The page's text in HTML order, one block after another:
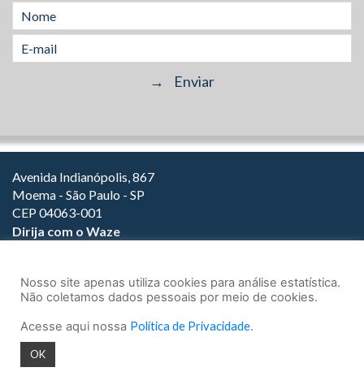
Avenida Indianópolis, 867
Moema - São Paulo - SP
CEP 04063-001
Dirija com o Waze
(11) 3147-1800
© 2026.
Nosso site apenas utiliza cookies para análise estatística.
Não coletamos dados pessoais por meio de cookies.
Acesse aqui nossa Política de Privacidade.
OK